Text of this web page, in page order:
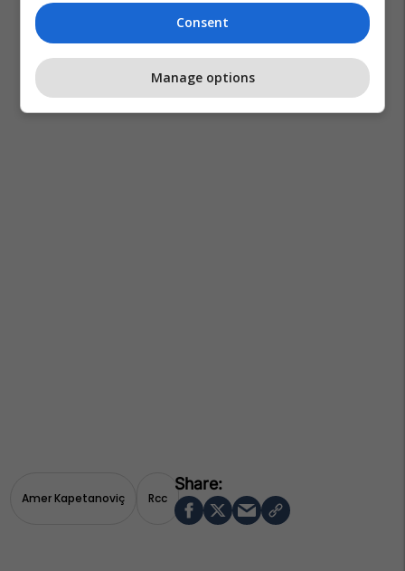
Amer Kapetanoviç Rcc
Consent
Manage options